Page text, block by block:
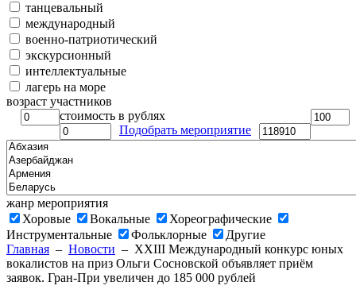
танцевальный
международный
военно-патриотический
экскурсионный
интеллектуальные
лагерь на море
возраст участников
стоимость в рублях
Подобрать мероприятие
жанр мероприятия
Хоровые
Вокальные
Хореографические
Инструментальные
Фольклорные
Другие
Главная – Новости – XXIII Международный конкурс юных
вокалистов на приз Ольги Сосновской объявляет приём
заявок. Гран-При увеличен до 185 000 рублей